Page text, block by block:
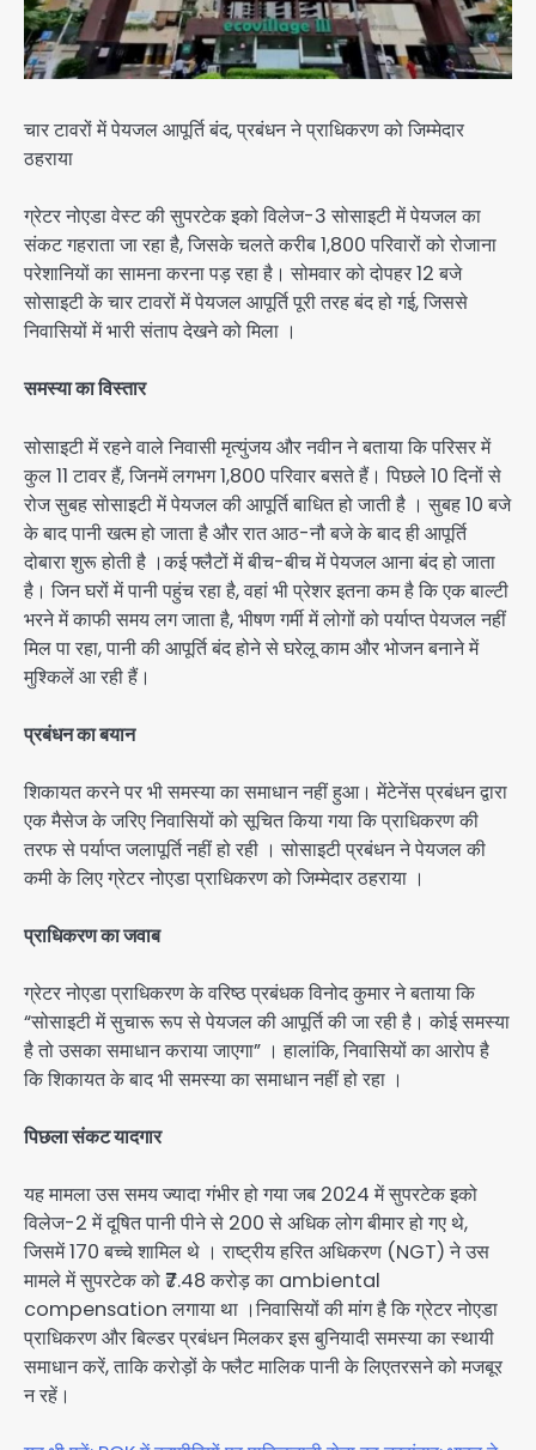
चार टावरों में पेयजल आपूर्ति बंद, प्रबंधन ने प्राधिकरण को जिम्मेदार
ठहराया
ग्रेटर नोएडा वेस्ट की सुपरटेक इको विलेज-3 सोसाइटी में पेयजल का
संकट गहराता जा रहा है, जिसके चलते करीब 1,800 परिवारों को रोजाना
परेशानियों का सामना करना पड़ रहा है। सोमवार को दोपहर 12 बजे
सोसाइटी के चार टावरों में पेयजल आपूर्ति पूरी तरह बंद हो गई, जिससे
निवासियों में भारी संताप देखने को मिला ।
समस्या का विस्तार
सोसाइटी में रहने वाले निवासी मृत्युंजय और नवीन ने बताया कि परिसर में
कुल 11 टावर हैं, जिनमें लगभग 1,800 परिवार बसते हैं। पिछले 10 दिनों से
रोज सुबह सोसाइटी में पेयजल की आपूर्ति बाधित हो जाती है । सुबह 10 बजे
के बाद पानी खत्म हो जाता है और रात आठ-नौ बजे के बाद ही आपूर्ति
दोबारा शुरू होती है ।कई फ्लैटों में बीच-बीच में पेयजल आना बंद हो जाता
है। जिन घरों में पानी पहुंच रहा है, वहां भी प्रेशर इतना कम है कि एक बाल्टी
भरने में काफी समय लग जाता है, भीषण गर्मी में लोगों को पर्याप्त पेयजल नहीं
मिल पा रहा, पानी की आपूर्ति बंद होने से घरेलू काम और भोजन बनाने में
मुश्किलें आ रही हैं।
प्रबंधन का बयान
शिकायत करने पर भी समस्या का समाधान नहीं हुआ। मेंटेनेंस प्रबंधन द्वारा
एक मैसेज के जरिए निवासियों को सूचित किया गया कि प्राधिकरण की
तरफ से पर्याप्त जलापूर्ति नहीं हो रही । सोसाइटी प्रबंधन ने पेयजल की
कमी के लिए ग्रेटर नोएडा प्राधिकरण को जिम्मेदार ठहराया ।
प्राधिकरण का जवाब
ग्रेटर नोएडा प्राधिकरण के वरिष्ठ प्रबंधक विनोद कुमार ने बताया कि
“सोसाइटी में सुचारू रूप से पेयजल की आपूर्ति की जा रही है। कोई समस्या
है तो उसका समाधान कराया जाएगा” । हालांकि, निवासियों का आरोप है
कि शिकायत के बाद भी समस्या का समाधान नहीं हो रहा ।
पिछला संकट यादगार
यह मामला उस समय ज्यादा गंभीर हो गया जब 2024 में सुपरटेक इको
विलेज-2 में दूषित पानी पीने से 200 से अधिक लोग बीमार हो गए थे,
जिसमें 170 बच्चे शामिल थे । राष्ट्रीय हरित अधिकरण (NGT) ने उस
मामले में सुपरटेक को ₹7.48 करोड़ का ambiental
compensation लगाया था ।निवासियों की मांग है कि ग्रेटर नोएडा
प्राधिकरण और बिल्डर प्रबंधन मिलकर इस बुनियादी समस्या का स्थायी
समाधान करें, ताकि करोड़ों के फ्लैट मालिक पानी के लिएतरसने को मजबूर
न रहें।